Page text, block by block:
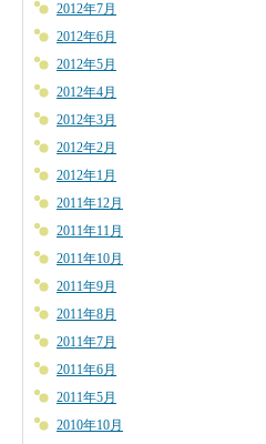
2012年7月
2012年6月
2012年5月
2012年4月
2012年3月
2012年2月
2012年1月
2011年12月
2011年11月
2011年10月
2011年9月
2011年8月
2011年7月
2011年6月
2011年5月
2010年10月